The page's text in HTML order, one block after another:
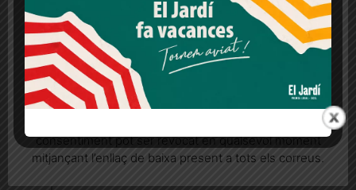
Més informació Acceptar Rebutjar tot
Quan l’usuari crea un compte al Diari el Jardí, dona el
seu consentiment explícit per rebre comunicacions
consentiment pot ser revocat en qualsevol moment
mitjançant l’enllaç de baixa present a tots els correus.